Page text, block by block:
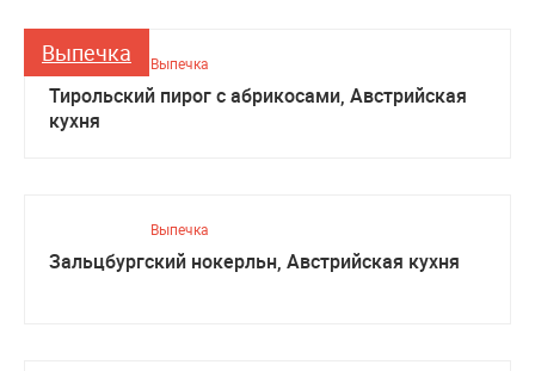
Выпечка Выпечка
Тирольский пирог с абрикосами, Австрийская
кухня
Выпечка
Зальцбургский нокерльн, Австрийская кухня